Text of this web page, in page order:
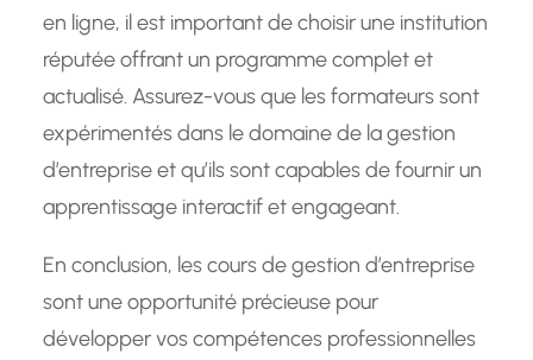
en ligne, il est important de choisir une institution
réputée offrant un programme complet et
actualisé. Assurez-vous que les formateurs sont
expérimentés dans le domaine de la gestion
d’entreprise et qu’ils sont capables de fournir un
apprentissage interactif et engageant.
En conclusion, les cours de gestion d’entreprise
sont une opportunité précieuse pour
développer vos compétences professionnelles